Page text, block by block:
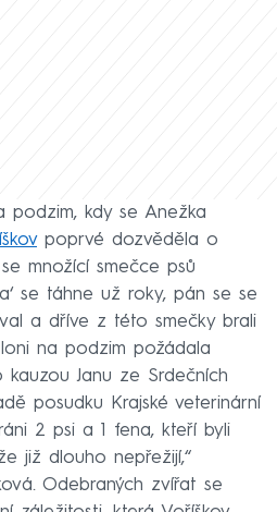
podzim, kdy se Anežka
poprvé dozvěděla o
množící smečce psů
se táhne už roky, pán se se
a dříve z této smečky brali
na podzim požádala
Janu ze Srdečních
posudku Krajské veterinární
2 psi a 1 fena, kteří byli
již dlouho nepřežijí,“
Odebraných zvířat se